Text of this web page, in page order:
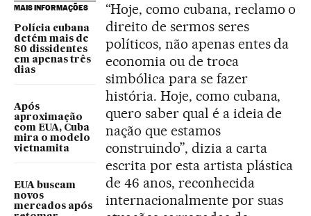
MAIS INFORMAÇÕES
Polícia cubana
detém mais de
80 dissidentes
em apenas três
dias
Após
aproximação
com EUA, Cuba
mira o modelo
vietnamita
EUA buscam
novos
mercados após
“Hoje, como cubana, reclamo o
direito de sermos seres
políticos, não apenas entes da
economia ou de troca
simbólica para se fazer
história. Hoje, como cubana,
quero saber qual é a ideia de
nação que estamos
construindo”, dizia a carta
escrita por esta artista plástica
de 46 anos, reconhecida
internacionalmente por suas